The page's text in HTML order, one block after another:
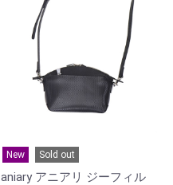
New Sold out
aniary アニアリ ジーフィル